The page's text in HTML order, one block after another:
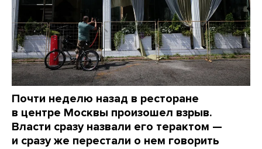
Почти неделю назад в ресторане
в центре Москвы произошел взрыв.
Власти сразу назвали его терактом —
и сразу же перестали о нем говорить